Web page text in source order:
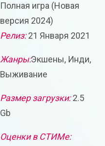
Полная игра (Новая
версия 2024)
Релиз:21 Января 2021
Жанры:Экшены, Инди,
Выживание
Размер загрузки:2.5
Gb
Оценки в СТИМе: